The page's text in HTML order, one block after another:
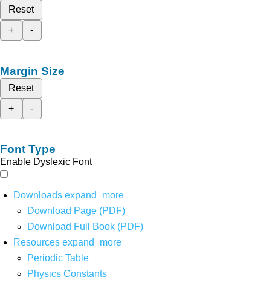
Reset
+
-
Margin Size
Reset
+
-
Font Type
Enable Dyslexic Font
Downloads expand_more
Download Page (PDF)
Download Full Book (PDF)
Resources expand_more
Periodic Table
Physics Constants